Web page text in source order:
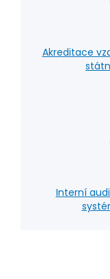
Akreditace
Interní